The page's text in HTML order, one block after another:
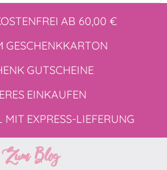
AB 60,00 €
GESCHENKKARTON
GUTSCHEINE
EINKAUFEN
MIT EXPRESS-LIEFERUNG
Zum Blog